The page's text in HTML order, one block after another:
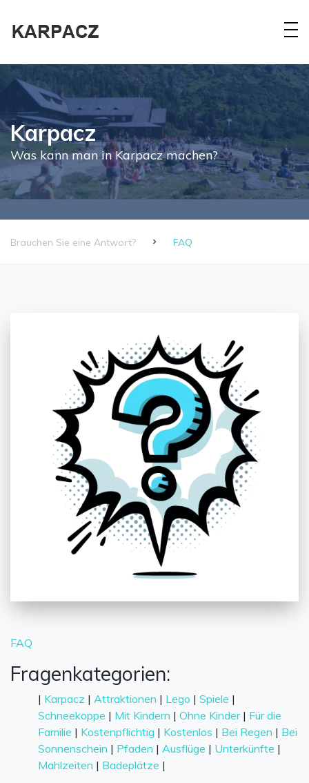
Karpacz
Was kann man in Karpacz machen?
Brauchen Sie eine Antwort? FAQ
FAQ
Fragenkategorien:
| Karpacz | Attraktionen | Lego | Spiele |
Schneekoppe | Mit Kindern | Ohne Kinder| Für die
Familie | Kostenpflichtig | Kostenlos | Bei Regen | Bei
Sonnenschein | Pfaden | Ausflüge | Unterkünfte |
Mahlzeiten | Badeplätze |